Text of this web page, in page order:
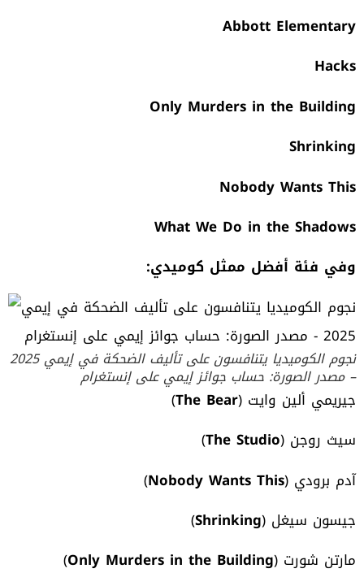
Abbott Elementary
Hacks
Only Murders in the Building
Shrinking
Nobody Wants This
What We Do in the Shadows
وفي فئة أفضل ممثل كوميدي:
نجوم الكوميديا يتنافسون على تأليف الضحكة في إيمي 2025
– مصدر الصورة: حساب جوائز إيمي على إنستغرام
جيريمي ألين وايت (The Bear
)
سيث روجن (The Studio
)
آدم برودي (Nobody Wants This
)
جيسون سيغل (Shrinking
)
مارتن شورت (Only Murders in the Building
)